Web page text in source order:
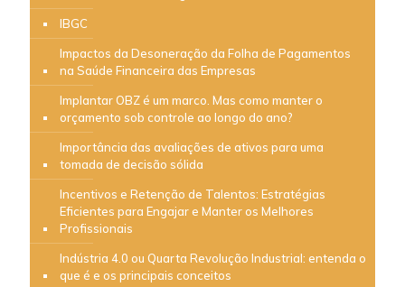
IBGC
Impactos da Desoneração da Folha de Pagamentos
na Saúde Financeira das Empresas
Implantar OBZ é um marco. Mas como manter o
orçamento sob controle ao longo do ano?
Importância das avaliações de ativos para uma
tomada de decisão sólida
Incentivos e Retenção de Talentos: Estratégias
Eficientes para Engajar e Manter os Melhores
Profissionais
Indústria 4.0 ou Quarta Revolução Industrial: entenda o
que é e os principais conceitos